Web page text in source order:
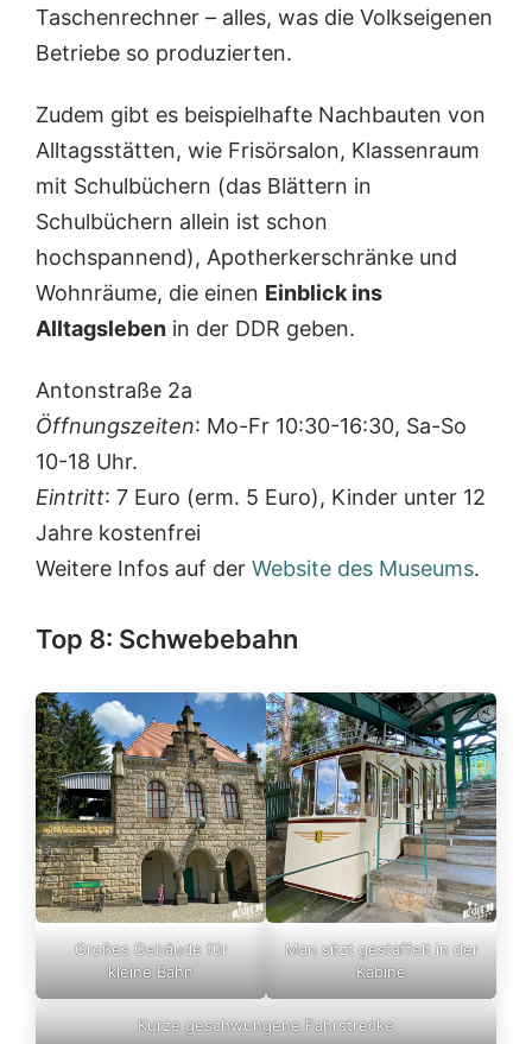
Taschenrechner – alles, was die Volkseigenen
Betriebe so produzierten.
Zudem gibt es beispielhafte Nachbauten von
Alltagsstätten, wie Frisörsalon, Klassenraum
mit Schulbüchern (das Blättern in
Schulbüchern allein ist schon
hochspannend), Apotherkerschränke und
Wohnräume, die einen Einblick ins
Alltagsleben in der DDR geben.
Antonstraße 2a
Öffnungszeiten: Mo-Fr 10:30-16:30, Sa-So
10-18 Uhr.
Eintritt: 7 Euro (erm. 5 Euro), Kinder unter 12
Jahre kostenfrei
Weitere Infos auf der Website des Museums.
Top 8: Schwebebahn
Großes Gebäude für
kleine Bahn
Man sitzt gestaffelt in der
Kabine
Kurze geschwungene Fahrstrecke